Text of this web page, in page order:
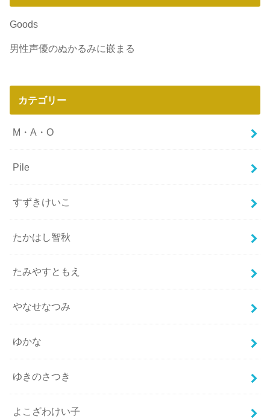
Goods
男性声優のぬかるみに嵌まる
カテゴリー
M・A・O
Pile
すずきけいこ
たかはし智秋
たみやすともえ
やなせなつみ
ゆかな
ゆきのさつき
よこざわけい子